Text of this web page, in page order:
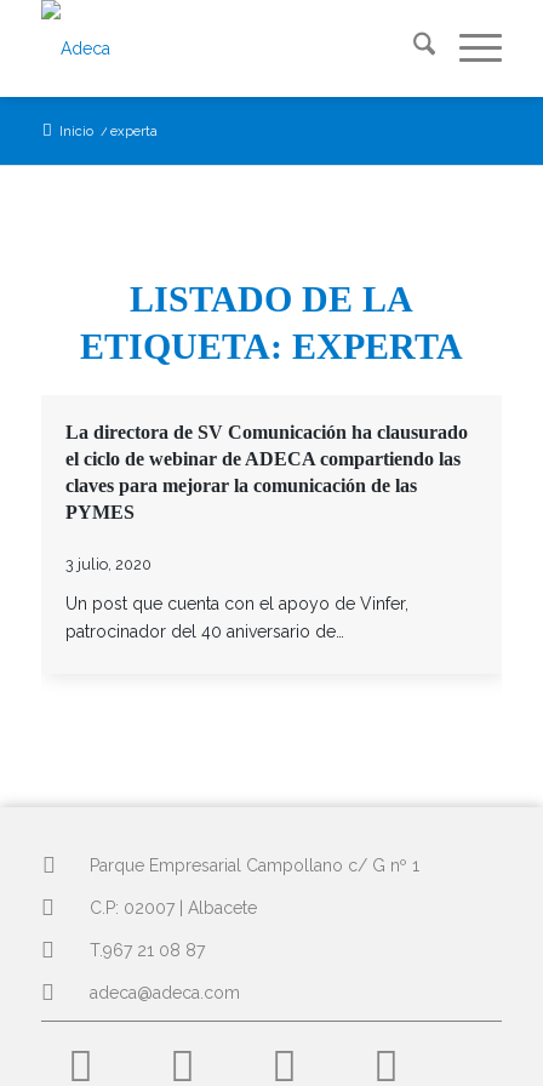
Inicio / experta
LISTADO DE LA
ETIQUETA: EXPERTA
La directora de SV Comunicación ha clausurado
el ciclo de webinar de ADECA compartiendo las
claves para mejorar la comunicación de las
PYMES
3 julio, 2020
Un post que cuenta con el apoyo de Vinfer,
patrocinador del 40 aniversario de…
Parque Empresarial Campollano c/ G nº 1
C.P: 02007 | Albacete
T.967 21 08 87
adeca@adeca.com